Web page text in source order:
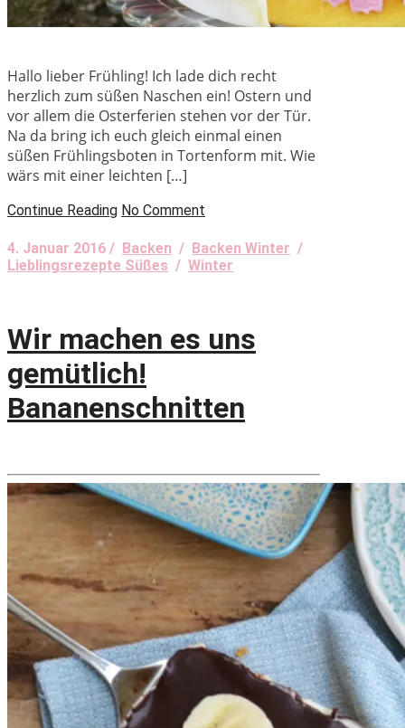
Hallo lieber Frühling! Ich lade dich recht
herzlich zum süßen Naschen ein! Ostern und
vor allem die Osterferien stehen vor der Tür.
Na da bring ich euch gleich einmal einen
süßen Frühlingsboten in Tortenform mit. Wie
wärs mit einer leichten […]
Continue Reading No Comment
4. Januar 2016 / Backen / Backen Winter /
Lieblingsrezepte Süßes / Winter
Wir machen es uns
gemütlich!
Bananenschnitten